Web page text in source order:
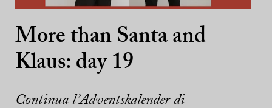
More than Santa and
Klaus: day 19
Continua l’Adventskalender di